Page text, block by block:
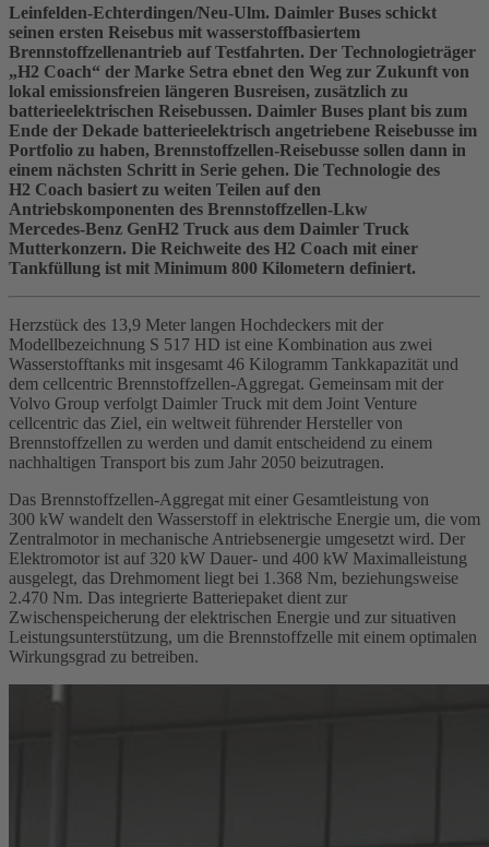
Leinfelden-Echterdingen/Neu-Ulm. Daimler Buses schickt
seinen ersten Reisebus mit wasserstoffbasiertem
Brennstoffzellenantrieb auf Testfahrten. Der Technologieträger
„H2 Coach“ der Marke Setra ebnet den Weg zur Zukunft von
lokal emissionsfreien längeren Busreisen, zusätzlich zu
batterieelektrischen Reisebussen. Daimler Buses plant bis zum
Ende der Dekade batterieelektrisch angetriebene Reisebusse im
Portfolio zu haben, Brennstoffzellen‑Reisebusse sollen dann in
einem nächsten Schritt in Serie gehen. Die Technologie des
H2 Coach basiert zu weiten Teilen auf den
Antriebskomponenten des Brennstoffzellen‑Lkw
Mercedes‑Benz GenH2 Truck aus dem Daimler Truck
Mutterkonzern. Die Reichweite des H2 Coach mit einer
Tankfüllung ist mit Minimum 800 Kilometern definiert.
Herzstück des 13,9 Meter langen Hochdeckers mit der
Modellbezeichnung S 517 HD ist eine Kombination aus zwei
Wasserstofftanks mit insgesamt 46 Kilogramm Tankkapazität und
dem cellcentric Brennstoffzellen-Aggregat. Gemeinsam mit der
Volvo Group verfolgt Daimler Truck mit dem Joint Venture
cellcentric das Ziel, ein weltweit führender Hersteller von
Brennstoffzellen zu werden und damit entscheidend zu einem
nachhaltigen Transport bis zum Jahr 2050 beizutragen.
Das Brennstoffzellen-Aggregat mit einer Gesamtleistung von
300 kW wandelt den Wasserstoff in elektrische Energie um, die vom
Zentralmotor in mechanische Antriebsenergie umgesetzt wird. Der
Elektromotor ist auf 320 kW Dauer- und 400 kW Maximalleistung
ausgelegt, das Drehmoment liegt bei 1.368 Nm, beziehungsweise
2.470 Nm. Das integrierte Batteriepaket dient zur
Zwischenspeicherung der elektrischen Energie und zur situativen
Leistungsunterstützung, um die Brennstoffzelle mit einem optimalen
Wirkungsgrad zu betreiben.